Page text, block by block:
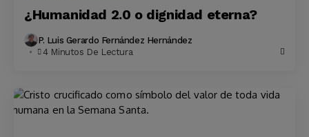
¿Humanidad 2.0 o dignidad eterna?
P. Luis Gerardo Fernández Hernández
4 Minutos De Lectura